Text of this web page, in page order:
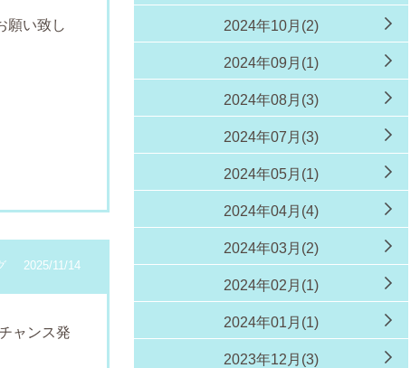
願い致し
2025/11/14
ャンス発
2024年10月(2)
2024年09月(1)
2024年08月(3)
2024年07月(3)
2024年05月(1)
2024年04月(4)
2024年03月(2)
2024年02月(1)
2024年01月(1)
2023年12月(3)